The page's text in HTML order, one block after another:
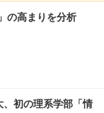
の高まりを分析
、初の理系学部「情